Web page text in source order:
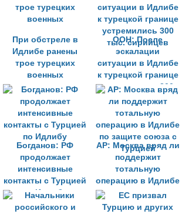
При обстреле в
Идлибе ранены
трое турецких
военных
ООН: После
эскалации
ситуации в Идлибе
к турецкой границе
устремились 300
тыс. сирийцев
Богданов: РФ
продолжает
интенсивные
контакты с Турцией
по Идлибу
AP: Москва вряд ли
поддержит
тотальную
операцию в Идлибе
по защите союза с
Турцией